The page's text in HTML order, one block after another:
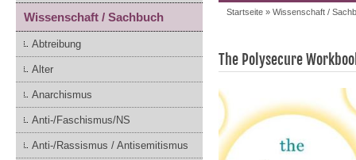
Wissenschaft / Sachbuch
Abtreibung
Alter
Anarchismus
Anti-/Faschismus/NS
Anti-/Rassismus / Antisemitismus
Startseite » Wissenschaft /
The Polysecure